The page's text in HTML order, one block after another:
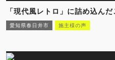
「現代風レトロ」に詰め込んだ
愛知県春日井市 施主様の声